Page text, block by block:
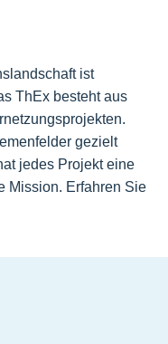
ist
ThEx besteht aus
gezielt
jedes Projekt eine
Mission. Erfahren Sie